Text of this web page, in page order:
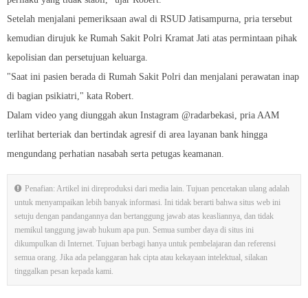
Setelah menjalani pemeriksaan awal di RSUD Jatisampurna, pria tersebut
kemudian dirujuk ke Rumah Sakit Polri Kramat Jati atas permintaan pihak
kepolisian dan persetujuan keluarga.
"Saat ini pasien berada di Rumah Sakit Polri dan menjalani perawatan inap
di bagian psikiatri," kata Robert.
Dalam video yang diunggah akun Instagram @radarbekasi, pria AAM
terlihat berteriak dan bertindak agresif di area layanan bank hingga
mengundang perhatian nasabah serta petugas keamanan.
Penafian: Artikel ini direproduksi dari media lain. Tujuan pencetakan ulang adalah
untuk menyampaikan lebih banyak informasi. Ini tidak berarti bahwa situs web ini
setuju dengan pandangannya dan bertanggung jawab atas keasliannya, dan tidak
memikul tanggung jawab hukum apa pun. Semua sumber daya di situs ini
dikumpulkan di Internet. Tujuan berbagi hanya untuk pembelajaran dan referensi
semua orang. Jika ada pelanggaran hak cipta atau kekayaan intelektual, silakan
tinggalkan pesan kepada kami.